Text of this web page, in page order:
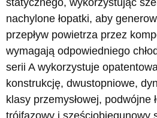
nachylone łopatki, aby
przepływ powietrza przez
wymagają odpowiedniego
serii A wykorzystuje
konstrukcję, dwustopniowe,
klasy przemysłowej, podwójne
trójfazowy i sześciobiegunowy